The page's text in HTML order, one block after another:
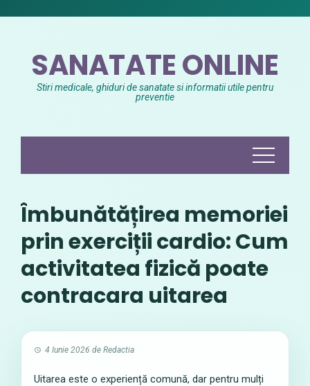
SANATATE ONLINE
Stiri medicale, ghiduri de sanatate si informatii utile pentru
preventie
Îmbunătățirea memoriei
prin exerciții cardio: Cum
activitatea fizică poate
contracara uitarea
4 Iunie 2026 de Redactia
Uitarea este o experiență comună, dar pentru mulți